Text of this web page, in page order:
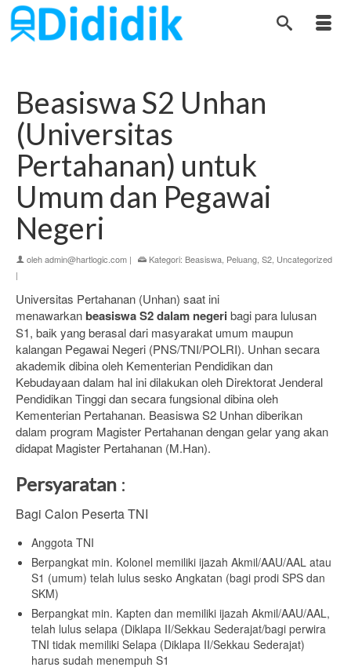
Beasiswa S2 Unhan
(Universitas
Pertahanan) untuk
Umum dan Pegawai
Negeri
olehadmin@hartlogic.com | Kategori: Beasiswa Peluang S2 Uncategorized
|
Universitas Pertahanan (Unhan) saat ini
menawarkan beasiswa S2 dalam negeri bagi para lulusan
S1, baik yang berasal dari masyarakat umum maupun
kalangan Pegawai Negeri (PNS/TNI/POLRI). Unhan secara
akademik dibina oleh Kementerian Pendidikan dan
Kebudayaan dalam hal ini dilakukan oleh Direktorat Jenderal
Pendidikan Tinggi dan secara fungsional dibina oleh
Kementerian Pertahanan. Beasiswa S2 Unhan diberikan
dalam program Magister Pertahanan dengan gelar yang akan
didapat Magister Pertahanan (M.Han).
Persyaratan :
Bagi Calon Peserta TNI
Anggota TNI
Berpangkat min. Kolonel memiliki ijazah Akmil/AAU/AAL atau
S1 (umum) telah lulus sesko Angkatan (bagi prodi SPS dan
SKM)
Berpangkat min. Kapten dan memiliki ijazah Akmil/AAU/AAL,
telah lulus selapa (Diklapa II/Sekkau Sederajat/bagi perwira
TNI tidak memiliki Selapa (Diklapa II/Sekkau Sederajat)
harus sudah menempuh S1